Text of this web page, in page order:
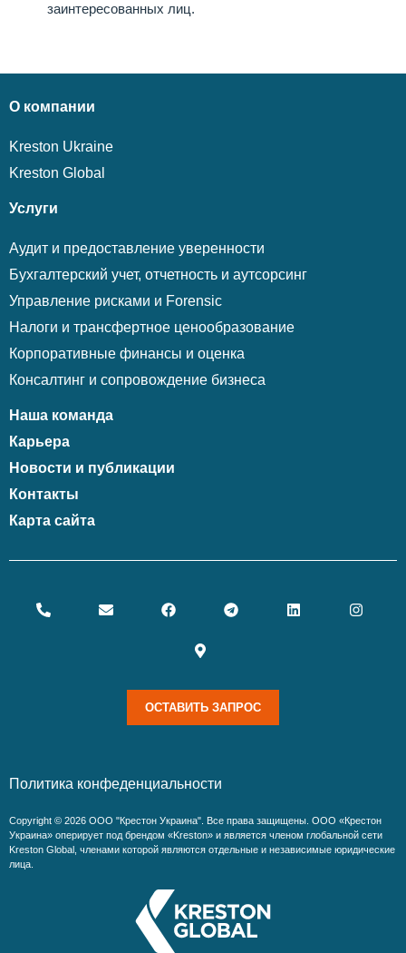
заинтересованных лиц.
О компании
Kreston Ukraine
Kreston Global
Услуги
Аудит и предоставление уверенности
Бухгалтерский учет, отчетность и аутсорсинг
Управление рисками и Forensic
Налоги и трансфертное ценообразование
Корпоративные финансы и оценка
Консалтинг и сопровождение бизнеса
Наша команда
Карьера
Новости и публикации
Контакты
Карта сайта
ОСТАВИТЬ ЗАПРОС
Политика конфеденциальности
Copyright © 2026 ООО "Крестон Украина". Все права защищены. ООО «Крестон
Украина» оперирует под брендом «Kreston» и является членом глобальной сети
Kreston Global, членами которой являются отдельные и независимые юридические
лица.